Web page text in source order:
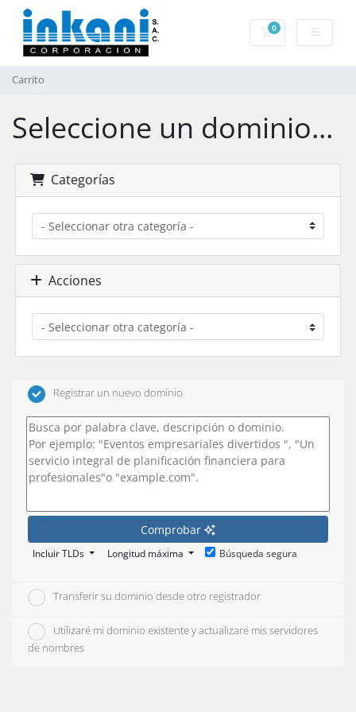
0Carrito
Carrito
Seleccione un dominio...
Categorías
Acciones
Registrar un nuevo dominio
Comprobar
Incluir TLDs Longitud máxima Búsqueda segura
Transferir su dominio desde otro registrador
Utilizaré mi dominio existente y actualizaré mis servidores
de nombres